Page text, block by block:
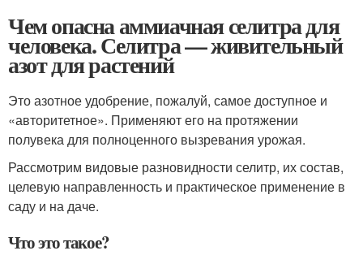
Чем опасна аммиачная селитра для
человека. Селитра — живительный
азот для растений
Это азотное удобрение, пожалуй, самое доступное и
«авторитетное». Применяют его на протяжении
полувека для полноценного вызревания урожая.
Рассмотрим видовые разновидности селитр, их состав,
целевую направленность и практическое применение в
саду и на даче.
Что это такое?